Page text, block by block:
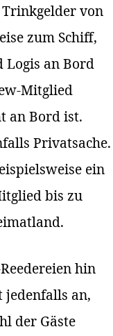
von
zum Schiff,
Logis an Bord
Mitglied
an Bord ist.
Privatsache.
ein
bis zu
hin
an,
der Gäste